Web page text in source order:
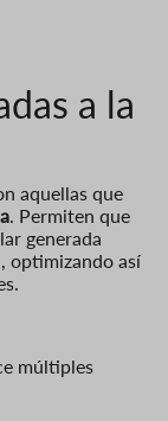
a la
aquellas que
. Permiten que
generada
optimizando así
múltiples